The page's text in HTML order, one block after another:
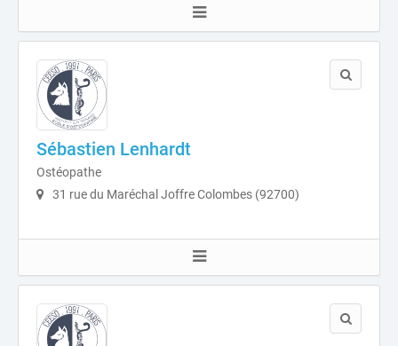
Sébastien Lenhardt
Ostéopathe
31 rue du Maréchal Joffre Colombes (92700)